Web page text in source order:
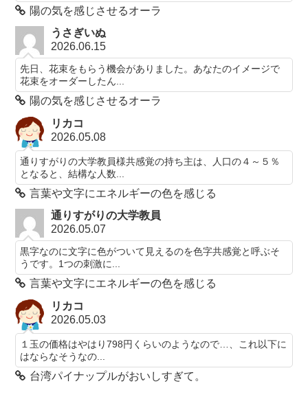
陽の気を感じさせるオーラ
うさぎいぬ
2026.06.15
先日、花束をもらう機会がありました。あなたのイメージで
花束をオーダーしたん...
陽の気を感じさせるオーラ
リカコ
2026.05.08
通りすがりの大学教員様共感覚の持ち主は、人口の４～５％
となると、結構な人数...
言葉や文字にエネルギーの色を感じる
通りすがりの大学教員
2026.05.07
黒字なのに文字に色がついて見えるのを色字共感覚と呼ぶそ
うです。1つの刺激に...
言葉や文字にエネルギーの色を感じる
リカコ
2026.05.03
１玉の価格はやはり798円くらいのようなので…、これ以下に
はならなそうなの...
台湾パイナップルがおいしすぎて。